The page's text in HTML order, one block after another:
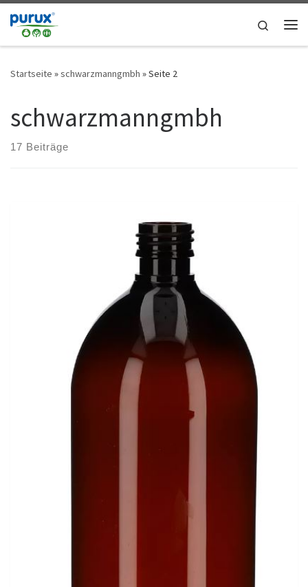
Zum Inhalt springen
Search
Startseite »schwarzmanngmbh »Seite 2
schwarzmanngmbh
17 Beiträge